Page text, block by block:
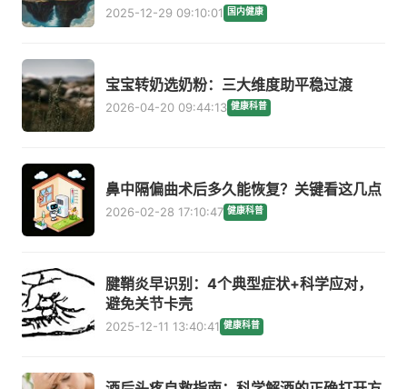
2025-12-29 09:10:01 国内健康
宝宝转奶选奶粉：三大维度助平稳过渡
2026-04-20 09:44:13 健康科普
鼻中隔偏曲术后多久能恢复？关键看这几点
2026-02-28 17:10:47 健康科普
腱鞘炎早识别：4个典型症状+科学应对，
避免关节卡壳
2025-12-11 13:40:41 健康科普